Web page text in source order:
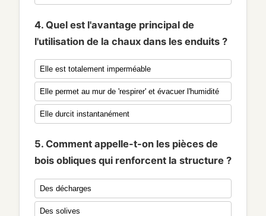
4. Quel est l'avantage principal de
l'utilisation de la chaux dans les enduits ?
Elle est totalement imperméable
Elle permet au mur de 'respirer' et évacuer l'humidité
Elle durcit instantanément
5. Comment appelle-t-on les pièces de
bois obliques qui renforcent la structure ?
Des décharges
Des solives